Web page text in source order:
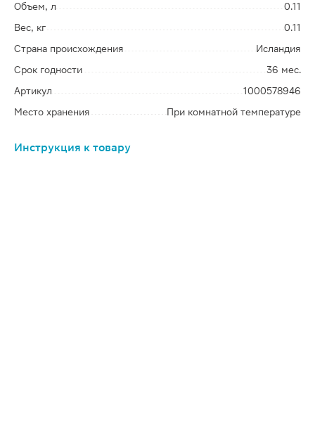
Объем, л
0.11
Вес, кг
0.11
Страна происхождения
Исландия
Срок годности
36 мес.
Артикул
1000578946
Место хранения
При комнатной температуре
Инструкция к товару